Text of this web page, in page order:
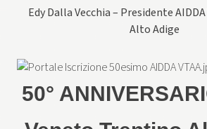
Edy Dalla Vecchia – Presidente
Alto Adige
50°